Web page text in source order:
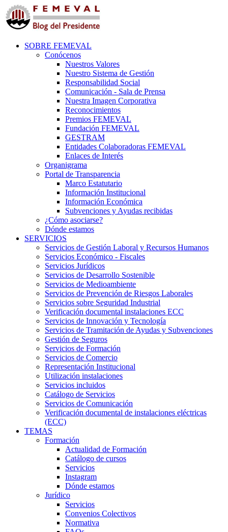
SOBRE FEMEVAL
Conócenos
Nuestros Valores
Nuestro Sistema de Gestión
Responsabilidad Social
Comunicación - Sala de Prensa
Nuestra Imagen Corporativa
Reconocimientos
Premios FEMEVAL
Fundación FEMEVAL
GESTRAM
Entidades Colaboradoras FEMEVAL
Enlaces de Interés
Organigrama
Portal de Transparencia
Marco Estatutario
Información Institucional
Información Económica
Subvenciones y Ayudas recibidas
¿Cómo asociarse?
Dónde estamos
SERVICIOS
Servicios de Gestión Laboral y Recursos Humanos
Servicios Económico - Fiscales
Servicios Jurídicos
Servicios de Desarrollo Sostenible
Servicios de Medioambiente
Servicios de Prevención de Riesgos Laborales
Servicios sobre Seguridad Industrial
Verificación documental instalaciones ECC
Servicios de Innovación y Tecnología
Servicios de Tramitación de Ayudas y Subvenciones
Gestión de Seguros
Servicios de Formación
Servicios de Comercio
Representación Institucional
Utilización instalaciones
Servicios incluidos
Catálogo de Servicios
Servicios de Comunicación
Verificación documental de instalaciones eléctricas
(ECC)
TEMAS
Formación
Actualidad de Formación
Catálogo de cursos
Servicios
Instagram
Dónde estamos
Jurídico
Servicios
Convenios Colectivos
Normativa